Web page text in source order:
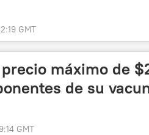
GMT
máximo de
de su
GMT